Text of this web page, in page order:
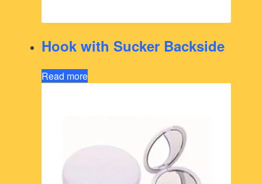
Hook with Sucker Backside
Read more